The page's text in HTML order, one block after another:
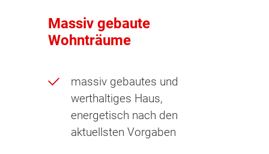
Massiv gebaute
Wohnträume
massiv gebautes und
werthaltiges Haus,
energetisch nach den
aktuellsten Vorgaben